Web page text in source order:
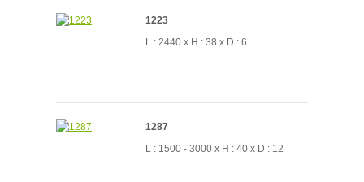
1223
L : 2440 x H : 38 x D : 6
1287
L : 1500 - 3000 x H : 40 x D : 12